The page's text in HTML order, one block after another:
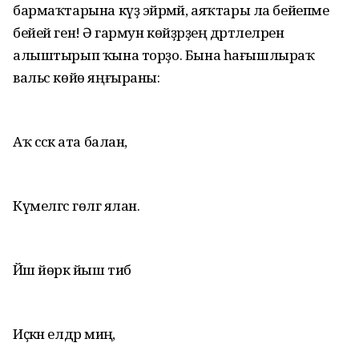
бармаҡтарына күҙ эйәрмәй, аяҡтары ла бейепме
бейей генә! Ә гармун көйҙәрҙең дәртлеләрен
алыштырып ҡына торҙо. Бына һағышлыраҡ
вальс көйө яңғыраны:
Аҡ сәскә ата балан,
Күмелгәс гөлгә ялан.
Йәш йөрәк йыш тибә
Иҫкән елдәр миңә,